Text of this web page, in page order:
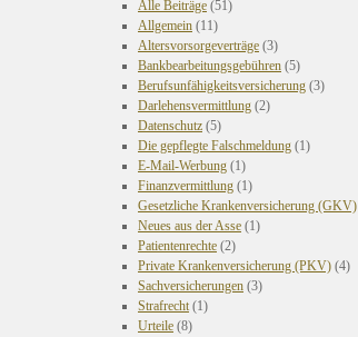
Alle Beiträge (51)
Allgemein (11)
Altersvorsorgeverträge (3)
Bankbearbeitungsgebühren (5)
Berufsunfähigkeitsversicherung (3)
Darlehensvermittlung (2)
Datenschutz (5)
Die gepflegte Falschmeldung (1)
E-Mail-Werbung (1)
Finanzvermittlung (1)
Gesetzliche Krankenversicherung (GKV)
Neues aus der Asse (1)
Patientenrechte (2)
Private Krankenversicherung (PKV) (4)
Sachversicherungen (3)
Strafrecht(1)
Urteile (8)